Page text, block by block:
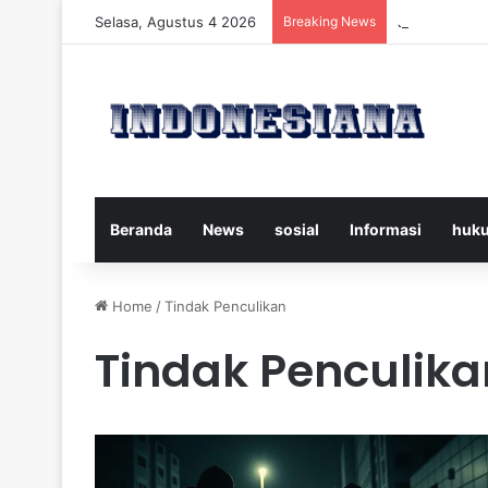
Selasa, Agustus 4 2026 Breaking News Juventus vs
Beranda News sosial Informasi
Home /Tindak Penculikan
Tindak